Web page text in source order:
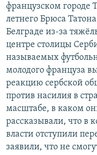
РАСПИСАНИЕ
ПОДПИШИТЕСЬ НА
СОЦИАЛЬНЫЕ СЕТИ
Все сайты РСЕ/РС
французском городе
летнего Брюса
Белграде из-за
центре столицы
называемых
молодого француза
реакцию сербской
против насилия в
масштабе, в каком
рассказывали, что в
власти отступили
заявили, что не